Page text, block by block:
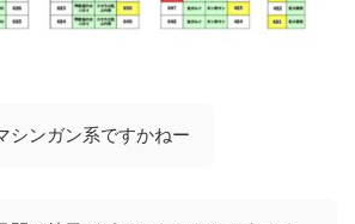
シンガン系ですかねー